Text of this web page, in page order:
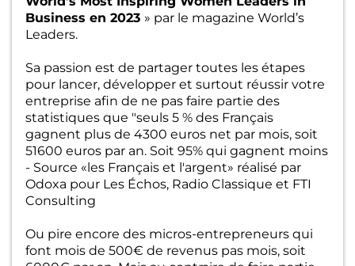
Business en 2023 » par le magazine World’s
Leaders.
Sa passion est de partager toutes les étapes
pour lancer, développer et surtout réussir votre
entreprise afin de ne pas faire partie des
statistiques que "seuls 5 % des Français
gagnent plus de 4300 euros net par mois, soit
51600 euros par an. Soit 95% qui gagnent moins
- Source «les Français et l'argent» réalisé par
Odoxa pour Les Échos, Radio Classique et FTI
Consulting
Ou pire encore des micros-entrepreneurs qui
font mois de 500€ de revenus pas mois, soit